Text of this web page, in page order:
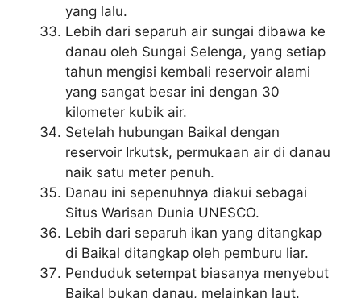
yang lalu.
Lebih dari separuh air sungai dibawa ke
danau oleh Sungai Selenga, yang setiap
tahun mengisi kembali reservoir alami
yang sangat besar ini dengan 30
kilometer kubik air.
Setelah hubungan Baikal dengan
reservoir Irkutsk, permukaan air di danau
naik satu meter penuh.
Danau ini sepenuhnya diakui sebagai
Situs Warisan Dunia UNESCO.
Lebih dari separuh ikan yang ditangkap
di Baikal ditangkap oleh pemburu liar.
Penduduk setempat biasanya menyebut
Baikal bukan danau, melainkan laut.